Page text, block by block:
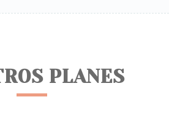
PLANES